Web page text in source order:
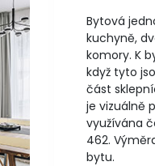
Bytová
kuchyně,
komory. K
když tyto
část
je vizuálně
využívána
462.
bytu.